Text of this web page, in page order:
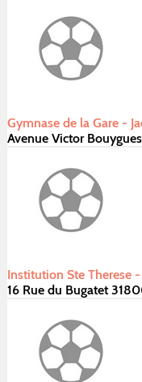
Gymnase de la Gare -
Avenue Victor
Institution Ste Therese
16 Rue du Bugatet